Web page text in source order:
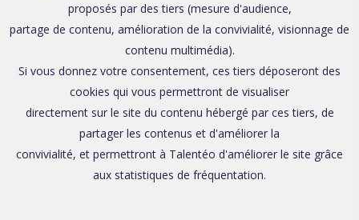
proposés par des tiers (mesure d'audience,
partage de contenu, amélioration de la convivialité, visionnage de
contenu multimédia).
Si vous donnez votre consentement, ces tiers déposeront des
cookies qui vous permettront de visualiser
directement sur le site du contenu hébergé par ces tiers, de
partager les contenus et d'améliorer la
convivialité, et permettront à Talentéo d'améliorer le site grâce
aux statistiques de fréquentation.